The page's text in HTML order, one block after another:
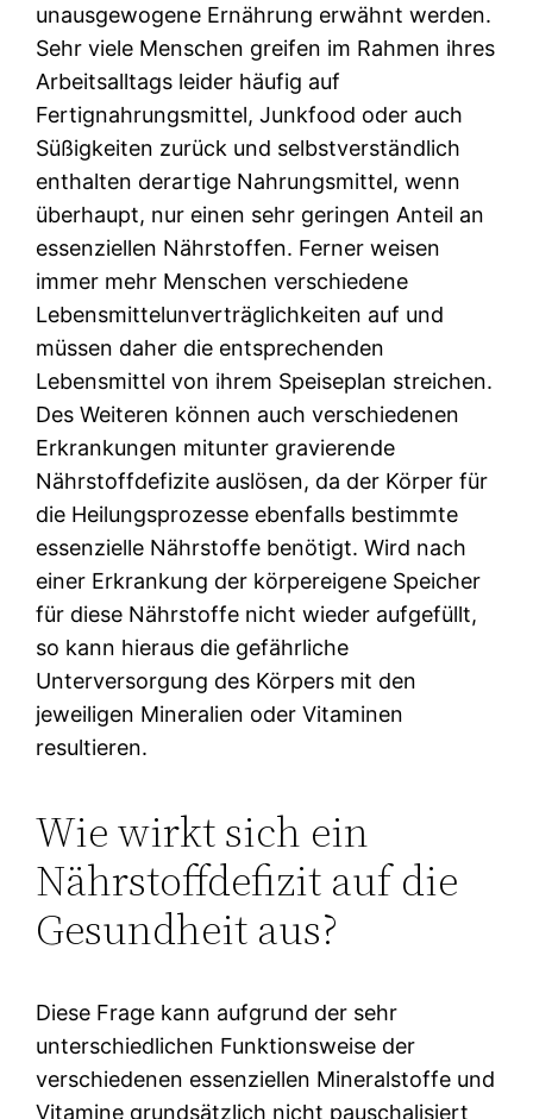
unausgewogene Ernährung erwähnt werden.
Sehr viele Menschen greifen im Rahmen ihres
Arbeitsalltags leider häufig auf
Fertignahrungsmittel, Junkfood oder auch
Süßigkeiten zurück und selbstverständlich
enthalten derartige Nahrungsmittel, wenn
überhaupt, nur einen sehr geringen Anteil an
essenziellen Nährstoffen. Ferner weisen
immer mehr Menschen verschiedene
Lebensmittelunverträglichkeiten auf und
müssen daher die entsprechenden
Lebensmittel von ihrem Speiseplan streichen.
Des Weiteren können auch verschiedenen
Erkrankungen mitunter gravierende
Nährstoffdefizite auslösen, da der Körper für
die Heilungsprozesse ebenfalls bestimmte
essenzielle Nährstoffe benötigt. Wird nach
einer Erkrankung der körpereigene Speicher
für diese Nährstoffe nicht wieder aufgefüllt,
so kann hieraus die gefährliche
Unterversorgung des Körpers mit den
jeweiligen Mineralien oder Vitaminen
resultieren.
Wie wirkt sich ein
Nährstoffdefizit auf die
Gesundheit aus?
Diese Frage kann aufgrund der sehr
unterschiedlichen Funktionsweise der
verschiedenen essenziellen Mineralstoffe und
Vitamine grundsätzlich nicht pauschalisiert